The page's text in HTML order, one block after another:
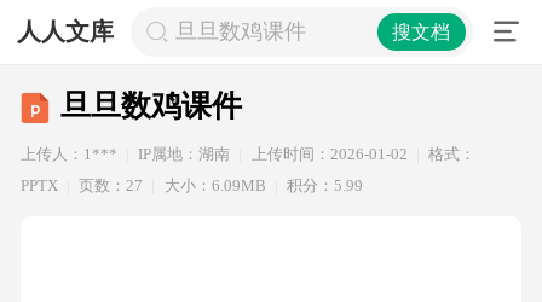
人人文库 旦旦数鸡课件 搜文档
旦旦数鸡课件
上传人：1*** IP属地：湖南 上传时间：2026-01-02
格式：
PPTX
页数：27 大小：6.09MB 积分：5.99